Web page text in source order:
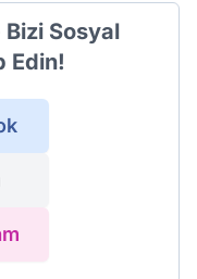
Sosyal
Edin!